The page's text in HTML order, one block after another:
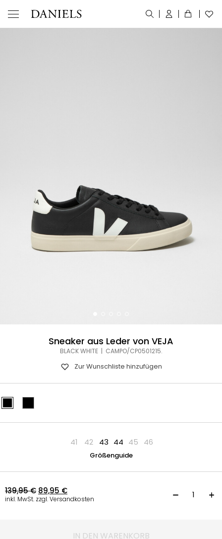
Sneaker aus Leder von VEJA
BLACK WHITE | CAMPO/CP0501215.
Zur Wunschliste hinzufügen
41 42 43 44 45 46
Größenguide
139,95€ 89,95 €
inkl. MwSt. zzgl. Versandkosten
IN DEN WARENKORB